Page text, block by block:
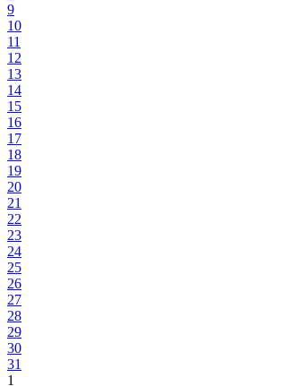
9
10
11
12
13
14
15
16
17
18
19
20
21
22
23
24
25
26
27
28
29
30
31
1